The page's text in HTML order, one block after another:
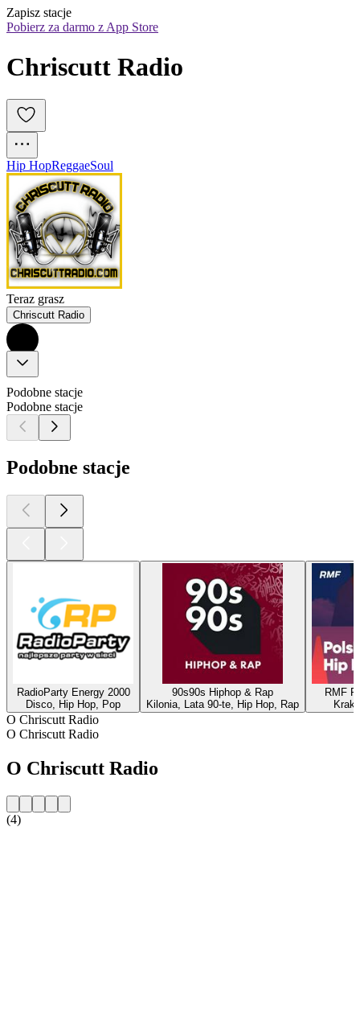
Zapisz stacje
Pobierz za darmo z App Store
Chriscutt Radio
Hip HopReggaeSoul
Teraz grasz
Chriscutt Radio
Podobne stacje
Podobne stacje
Podobne stacje
RadioParty Energy 2000
Disco, Hip Hop, Pop
90s90s Hiphop & Rap
Kilonia, Lata 90-te, Hip Hop, Rap
RMF
O Chriscutt Radio
O Chriscutt Radio
O Chriscutt Radio
(4)